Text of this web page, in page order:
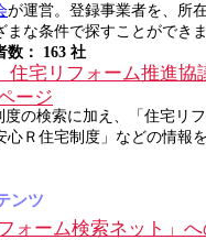
が運営。登録事業者を、所
まな条件で探すことができ
数： 163 社
宅リフォーム推進協
ージ
の検索に加え、「住宅リ
心Ｒ住宅制度」などの情報
ンツ
ォーム検索ネット」